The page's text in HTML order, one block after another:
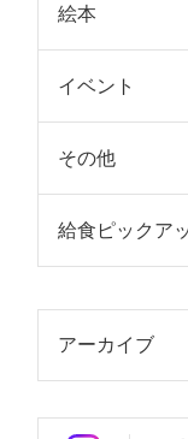
絵本
イベント
その他
給食ピックア
アーカイブ